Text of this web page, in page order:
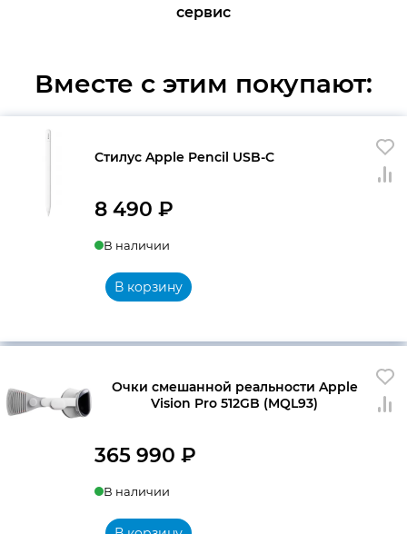
сервис
Вместе с этим покупают:
Стилус Apple Pencil USB-C
8 490 ₽
В наличии
В корзину
Очки смешанной реальности Apple
Vision Pro 512GB (MQL93)
365 990 ₽
В наличии